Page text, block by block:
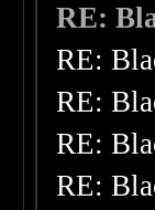
RE:
RE:
RE:
RE:
RE: